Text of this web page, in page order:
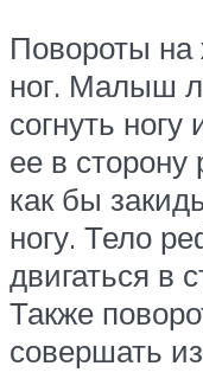
Повороты
ног. Малыш
согнуть ногу
ее в сторону
как бы
ногу. Тело
двигаться в
Также
совершать